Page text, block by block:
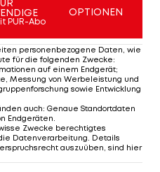
letzten Jahr sicher
überwiegt
den gelungenen Start.
der Linksfuß mit Neo-
beiden
gegenseitig jeweils
immer wieder
PUR-Abo
OPTIONEN
personenbezogene Daten, wie
für die folgenden Zwecke:
auf einem Endgerät;
Messung von Werbeleistung und
sowie Entwicklung
auch: Genaue Standortdaten
Endgeräten
Zwecke berechtigtes
Datenverarbeitung. Details
auszuüben, sind hier